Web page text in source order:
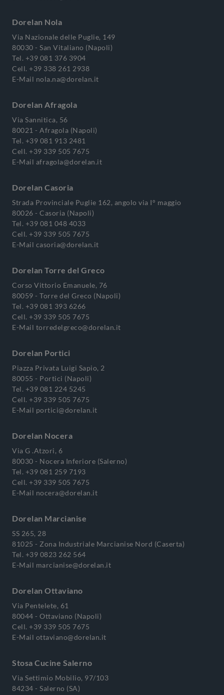
Dorelan Nola
Via Nazionale delle Puglie, 149
80030 - San Vitaliano (Napoli)
Tel. +39 081 376 3904
Cell. +39 338 261 2938
E-Mail nola.na@dorelan.it
Dorelan Afragola
Via Sannitica, 56
80021 - Afragola (Napoli)
Tel. +39 081 913 2481
Cell. +39 339 505 7675
E-Mail afragola@dorelan.it
Dorelan Casoria
Strada Provinciale Puglie 162, angolo via I° maggio
80026 - Casoria (Napoli)
Tel. +39 081 048 4033
Cell. +39 339 505 7675
E-Mail casoria@dorelan.it
Dorelan Torre del Greco
Corso Vittorio Emanuele, 76
80059 - Torre del Greco (Napoli)
Tel. +39 081 393 6266
Cell. +39 339 505 7675
E-Mail torredelgreco@dorelan.it
Dorelan Portici
Piazza Privata Luigi Sapio, 2
80055 - Portici (Napoli)
Tel. +39 081 224 5245
Cell. +39 339 505 7675
E-Mail portici@dorelan.it
Dorelan Nocera
Via G .Atzori, 6
80030 - Nocera Inferiore (Salerno)
Tel. +39 081 259 7193
Cell. +39 339 505 7675
E-Mail nocera@dorelan.it
Dorelan Marcianise
SS 265, 28
81025 - Zona Industriale Marcianise Nord (Caserta)
Tel. +39 0823 262 564
E-Mail marcianise@dorelan.it
Dorelan Ottaviano
Via Pentelete, 61
80044 - Ottaviano (Napoli)
Cell. +39 339 505 7675
E-Mail ottaviano@dorelan.it
Stosa Cucine Salerno
Via Settimio Mobilio, 97/103
84234 - Salerno (SA)